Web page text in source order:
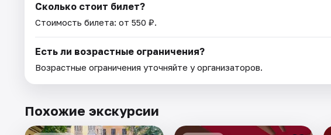
Сколько стоит билет?
Стоимость билета: от 550 ₽.
Есть ли возрастные ограничения?
Возрастные ограничения уточняйте у организаторов.
Похожие экскурсии